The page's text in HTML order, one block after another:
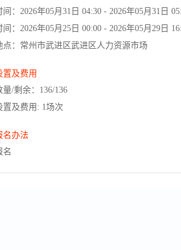
：2026年05月31日 04:30 - 2026年05月31日
：2026年05月25日 00:00 - 2026年05月29日
点：常州市武进区武进区人力资源市场
置及费用
量/剩余：136/136
置及费用: 1场次
名办法
名